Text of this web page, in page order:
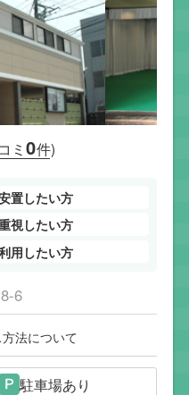
ミ0件)
置したい方
視したい方
用したい方
6
法について
駐車場あり